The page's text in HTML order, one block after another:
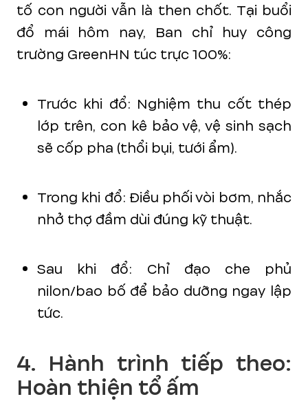
tố con người vẫn là then chốt. Tại buổi
đổ mái hôm nay, Ban chỉ huy công
trường GreenHN túc trực 100%:
Trước khi đổ: Nghiệm thu cốt thép
lớp trên, con kê bảo vệ, vệ sinh sạch
sẽ cốp pha (thổi bụi, tưới ẩm).
Trong khi đổ: Điều phối vòi bơm, nhắc
nhở thợ đầm dùi đúng kỹ thuật.
Sau khi đổ: Chỉ đạo che phủ
nilon/bao bố để bảo dưỡng ngay lập
tức.
4. Hành trình tiếp theo:
Hoàn thiện tổ ấm